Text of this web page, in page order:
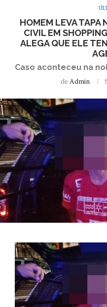
HOMEM LEVA TAPA
CIVIL EM
ALEGA QUE ELE
Caso aconteceu na
de Admin